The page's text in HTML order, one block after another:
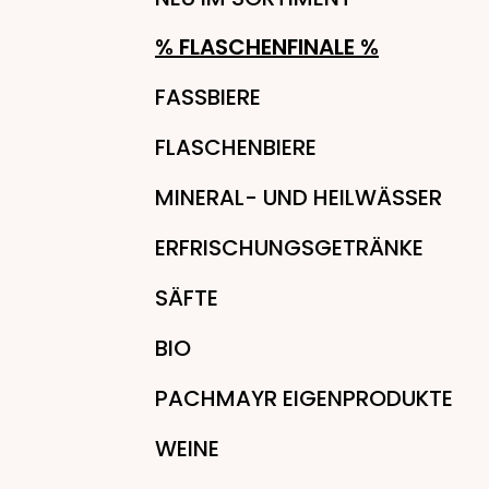
% FLASCHENFINALE %
FASSBIERE
FLASCHENBIERE
MINERAL- UND HEILWÄSSER
ERFRISCHUNGSGETRÄNKE
SÄFTE
BIO
PACHMAYR EIGENPRODUKTE
WEINE